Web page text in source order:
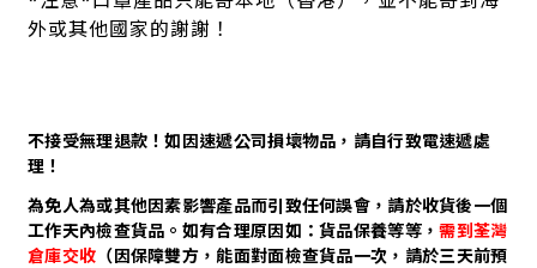
外或其他國家的謝謝！
不接受無理退款！如因速遞公司損壞物品，請自行致電速遞處
理！
為免人為或其他因素影響產品而引致任何誤會，請於收貨後一個
工作天內檢查貨品。如有合理原因如：貨品保養等等，需到荃灣
倉庫交收 （因保障雙方，能面對面檢查貨品一次，請於三天前預